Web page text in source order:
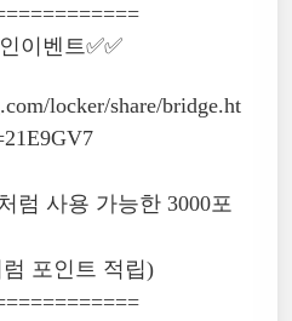
이벤트✅✅
locker/share/bridge.ht
럼 사용 가능한 3000포
포인트 적립)